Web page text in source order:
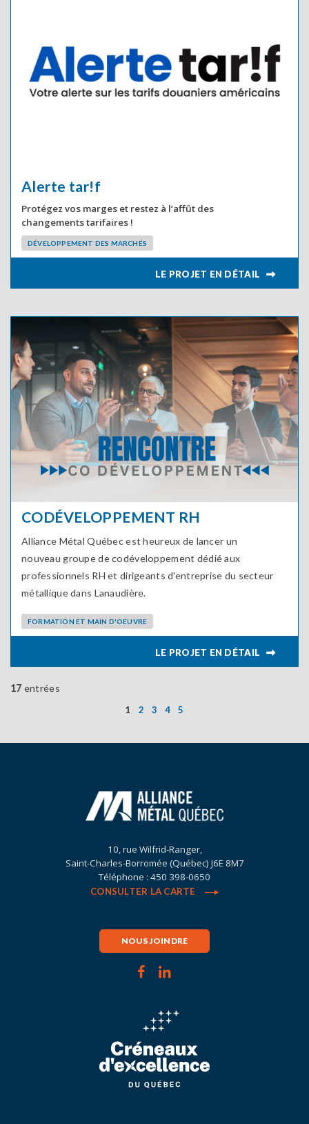
Alerte tar!f
Protégez vos marges et restez à l’affût des
changements tarifaires !
DÉVELOPPEMENT DES MARCHÉS
CODÉVELOPPEMENT RH
Alliance Métal Québec est heureux de lancer un
nouveau groupe de codéveloppement dédié aux
professionnels RH et dirigeants d'entreprise du secteur
métallique dans Lanaudière.
FORMATION ET MAIN D'OEUVRE
17 entrées
1 2 3 4 5
10, rue Wilfrid-Ranger,
Saint-Charles-Borromée (Québec) J6E 8M7
Téléphone : 450 398-0650
CONSULTER LA CARTE
NOUS JOINDRE